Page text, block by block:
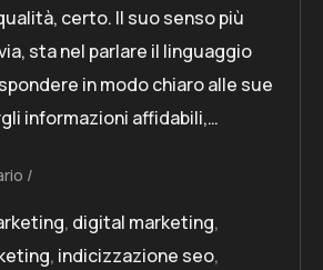
certo. Il suo senso più
sta nel parlare il linguaggio
in modo chiaro alle sue
informazioni affidabili,…
, digital marketing,
, indicizzazione seo,